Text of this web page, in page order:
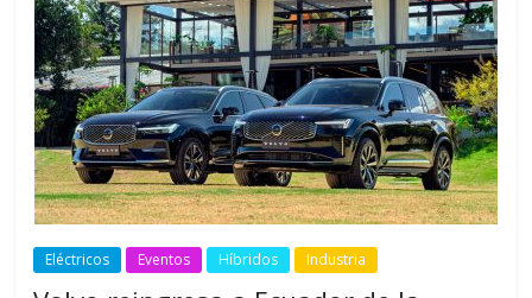
Eléctricos Eventos Híbridos Industria